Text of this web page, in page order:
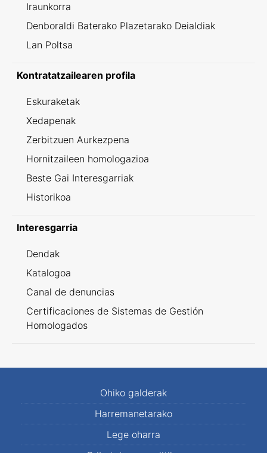
Iraunkorra
Denboraldi Baterako Plazetarako Deialdiak
Lan Poltsa
Kontratatzailearen profila
Eskuraketak
Xedapenak
Zerbitzuen Aurkezpena
Hornitzaileen homologazioa
Beste Gai Interesgarriak
Historikoa
Interesgarria
Dendak
Katalogoa
Canal de denuncias
Certificaciones de Sistemas de Gestión
Homologados
Ohiko galderak
Harremanetarako
Lege oharra